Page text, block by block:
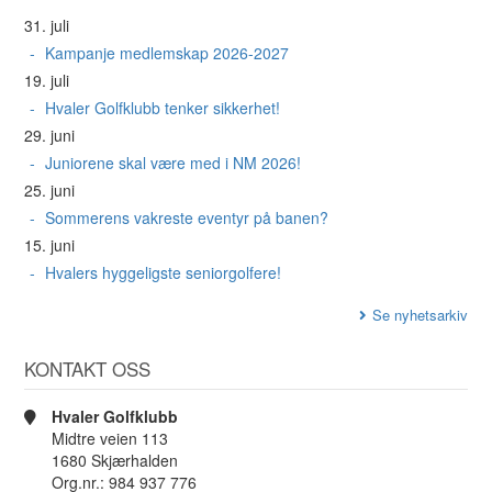
31. juli
Kampanje medlemskap 2026-2027
19. juli
Hvaler Golfklubb tenker sikkerhet!
29. juni
Juniorene skal være med i NM 2026!
25. juni
Sommerens vakreste eventyr på banen?
15. juni
Hvalers hyggeligste seniorgolfere!
Se nyhetsarkiv
KONTAKT OSS
Hvaler Golfklubb
Midtre veien 113
1680 Skjærhalden
Org.nr.: 984 937 776